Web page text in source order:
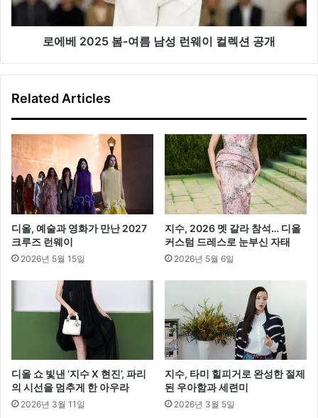
룩
남
성
렉
로에베 2025 봄-여름 남성 런웨이 컬렉션 공개
Related Articles
디올, 예술과 영화가 만난 2027
크루즈 런웨이
2026년 5월 15일
지수, 2026 멧 갈라 참석… 디올
커스텀 드레스로 눈부신 자태
2026년 5월 6일
디올 쇼 빛낸 ‘지수 X 현진’, 파리
의 시선을 멈추게 한 아우라
2026년 3월 11일
지수, 타미 힐피거로 완성한 절제
된 우아함과 세련미
2026년 3월 5일